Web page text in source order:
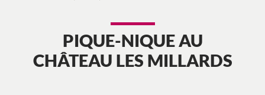
PIQUE-NIQUE AU
CHÂTEAU LES MILLARDS